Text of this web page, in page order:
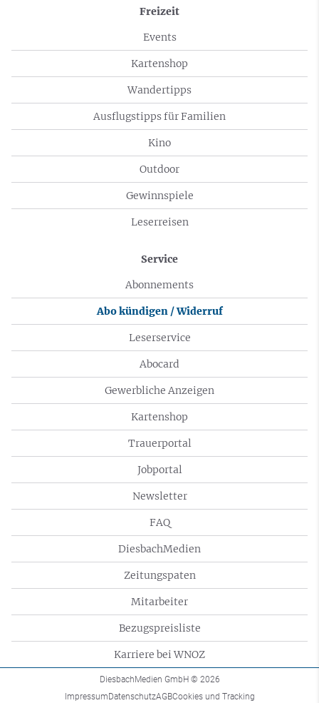
Freizeit
Events
Kartenshop
Wandertipps
Ausflugstipps für Familien
Kino
Outdoor
Gewinnspiele
Leserreisen
Service
Abonnements
Abo kündigen / Widerruf
Leserservice
Abocard
Gewerbliche Anzeigen
Kartenshop
Trauerportal
Jobportal
Newsletter
FAQ
DiesbachMedien
Zeitungspaten
Mitarbeiter
Bezugspreisliste
Karriere bei WNOZ
DiesbachMedien GmbH © 2026
ImpressumDatenschutzAGBCookies und Tracking